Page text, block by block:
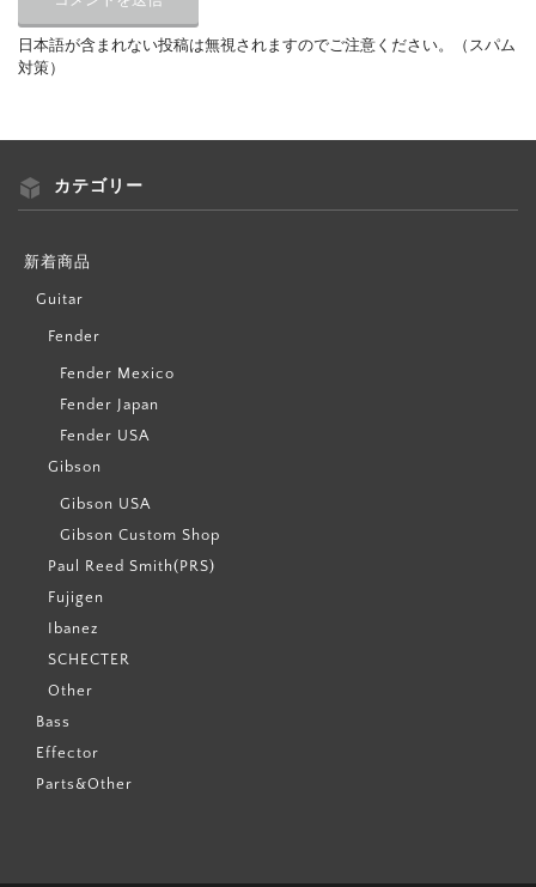
日本語が含まれない投稿は無視されますのでご注意ください。（スパム
対策）
カテゴリー
新着商品
Guitar
Fender
Fender Mexico
Fender Japan
Fender USA
Gibson
Gibson USA
Gibson Custom Shop
Paul Reed Smith(PRS)
Fujigen
Ibanez
SCHECTER
Other
Bass
Effector
Parts&Other